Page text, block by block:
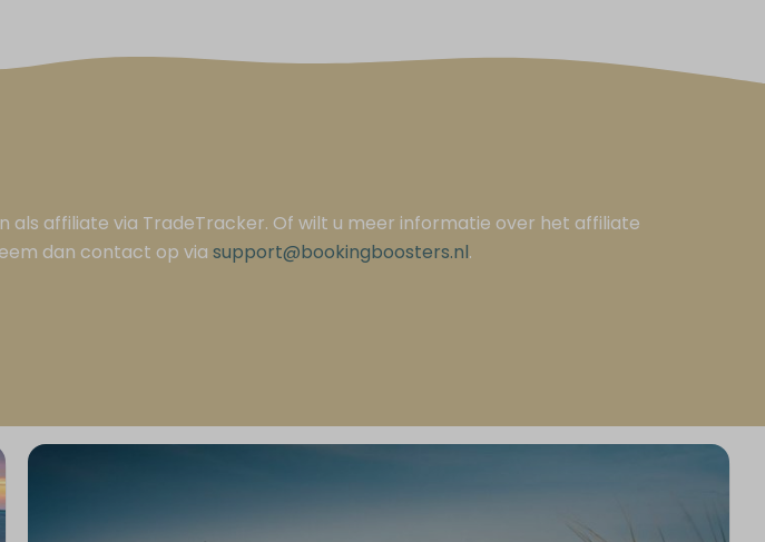
als affiliate via TradeTracker. Of wilt u meer informatie over het affiliate
dan contact op viasupport@bookingboosters.nl.